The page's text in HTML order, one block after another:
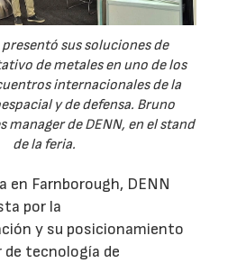
sus soluciones de
de metales en uno de los
internacionales de la
y de defensa. Bruno
manager de DENN, en el stand
de la feria.
en Farnborough, DENN
por la
y su posicionamiento
de tecnología de